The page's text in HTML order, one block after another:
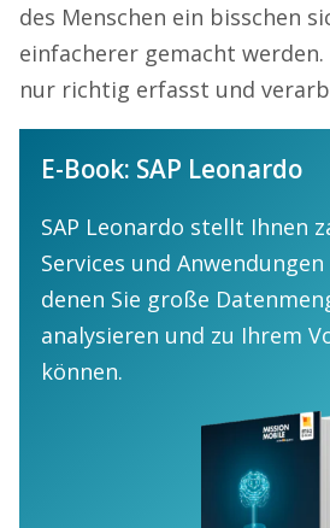
des Menschen ein bisschen
einfacherer gemacht
nur richtig erfasst und
E-Book: SAP Leonardo
SAP Leonardo stellt Ihnen
Services und
denen Sie große
analysieren und zu Ihrem
können.